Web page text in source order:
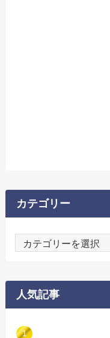
カテゴリー
テ
ー
人気記事